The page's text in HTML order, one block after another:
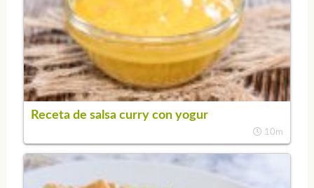
Receta de salsa curry con yogur
10m